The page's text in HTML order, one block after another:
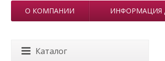
О КОМПАНИИ ИНФОРМАЦИЯ
Каталог